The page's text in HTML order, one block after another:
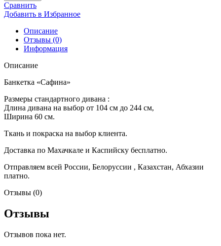
Сравнить
Добавить в Избранное
Описание
Отзывы (0)
Информация
Описание
Банкетка «Сафина»
Размеры стандартного дивана :
Длина дивана на выбор от 104 см до 244 см,
Ширина 60 см.
Ткань и покраска на выбор клиента.
Доставка по Махачкале и Каспийску бесплатно.
Отправляем всей России, Белоруссии , Казахстан, Абхазии
платно.
Отзывы (0)
Отзывы
Отзывов пока нет.